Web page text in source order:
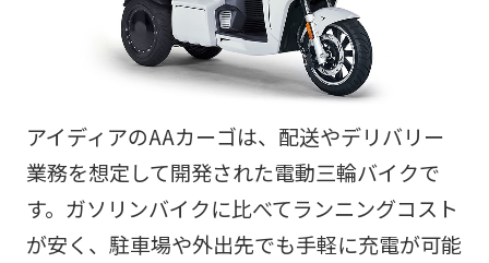
アイディアのAAカーゴは、配送やデリバリー
業務を想定して開発された電動三輪バイクで
す。ガソリンバイクに比べてランニングコスト
が安く、駐車場や外出先でも手軽に充電が可能